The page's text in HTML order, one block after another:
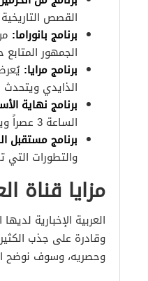
القصص
برنامج بانوراما:
الجمهور
برنامج مرايا:
الذايدي
برنامج نهاية
الساعة 3 عصراً ويقوم بتخليص جميع الأحداث السياسية التي تمت على مدار أسبوع.
برنامج مستقبل
والتطورات
مزايا قناة
العربية الإخبارية
وقادرة على جذب
وحصريه، وسوف نوضح